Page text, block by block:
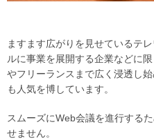
ますます広がりを見せているテ
ルに事業を展開する企業などに
やフリーランスまで広く浸透し
も人気を博しています。
スムーズにWeb会議を進行する
せません。